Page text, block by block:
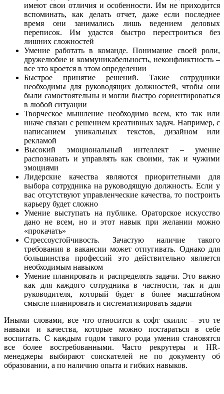
имеют свои отличия и особенности. Им не приходится
вспоминать, как делать отчет, даже если последнее
время они занимались лишь ведением деловых
переписок. Им удастся быстро перестроиться без
лишних сложностей
Умение работать в команде. Понимание своей роли,
дружелюбие и коммуникабельность, неконфликтность –
все это кроется в этом определении
Быстрое принятие решений. Такие сотрудники
необходимы для руководящих должностей, чтобы они
были самостоятельны и могли быстро сориентироваться
в любой ситуации
Творческое мышление необходимо всем, кто так или
иначе связан с решением креативных задач. Например, с
написанием уникальных текстов, дизайном или
рекламой
Высокий эмоциональный интеллект – умение
распознавать и управлять как своими, так и чужими
эмоциями
Лидерские качества являются приоритетными для
выбора сотрудника на руководящую должность. Если у
вас отсутствуют управленческие качества, то построить
карьеру будет сложно
Умение выступать на публике. Ораторское искусство
дано не всем, но и этот навык при желании можно
«прокачать»
Стрессоустойчивость. Зачастую наличие такого
требования в вакансии может отпугивать. Однако для
большинства профессий это действительно является
необходимым навыком
Умение планировать и распределять задачи. Это важно
как для каждого сотрудника в частности, так и для
руководителя, который будет в более масштабном
смысле планировать и систематизировать задачи
Иными словами, все что относится к софт скиллс – это те
навыки и качества, которые можно постараться в себе
воспитать. С каждым годом такого рода умения становятся
все более востребованными. Часто рекрутеры и HR-
менеджеры выбирают соискателей не по документу об
образовании, а по наличию опыта и гибких навыков.